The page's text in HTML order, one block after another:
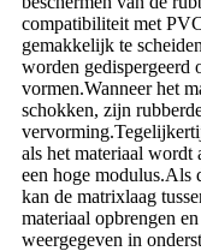
compatibiliteit met
gemakkelijk te
worden gedispergeerd
vormen.Wanneer het
schokken, zijn
als het materiaal
een hoge modulus.Als
kan de matrixlaag
materiaal opbrengen
weergegeven in